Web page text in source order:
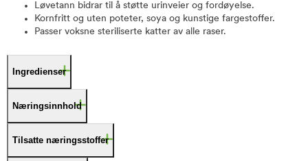
Løvetann bidrar til å støtte urinveier og fordøyelse.
Kornfritt og uten poteter, soya og kunstige fargestoffer.
Passer voksne steriliserte katter av alle raser.
Ingredienser
Næringsinnhold
Tilsatte næringsstoffer